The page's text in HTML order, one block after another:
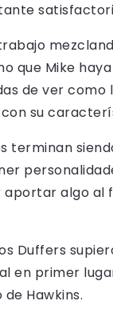
que Mike
de ver
su
terminan
algo al
Duffers
en primer
Hawkins.